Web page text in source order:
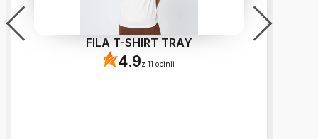
FILA T-SHIRT TRAY
4.9z 11 opinii